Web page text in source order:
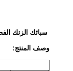
سبائك الزنك
وصف المنتج: